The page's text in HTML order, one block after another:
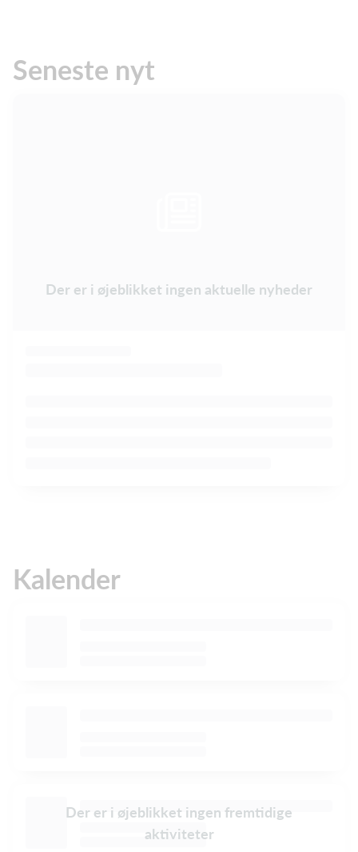
Seneste nyt
Der er i øjeblikket ingen aktuelle nyheder
Kalender
Der er i øjeblikket ingen fremtidige
aktiviteter